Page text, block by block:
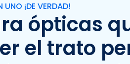
UNO ¡DE VERDAD!
ópticas
el trato